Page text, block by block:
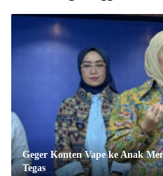
Geger Konten Vape ke Anak
Tegas